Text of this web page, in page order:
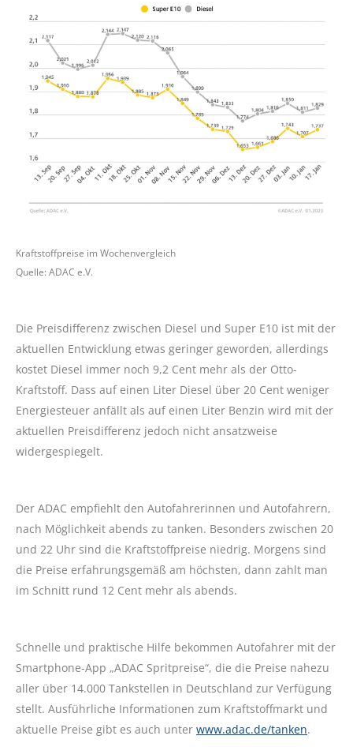
Kraftstoffpreise im Wochenvergleich
Quelle: ADAC e.V.
Die Preisdifferenz zwischen Diesel und Super E10 ist mit der
aktuellen Entwicklung etwas geringer geworden, allerdings
kostet Diesel immer noch 9,2 Cent mehr als der Otto-
Kraftstoff. Dass auf einen Liter Diesel über 20 Cent weniger
Energiesteuer anfällt als auf einen Liter Benzin wird mit der
aktuellen Preisdifferenz jedoch nicht ansatzweise
widergespiegelt.
Der ADAC empfiehlt den Autofahrerinnen und Autofahrern,
nach Möglichkeit abends zu tanken. Besonders zwischen 20
und 22 Uhr sind die Kraftstoffpreise niedrig. Morgens sind
die Preise erfahrungsgemäß am höchsten, dann zahlt man
im Schnitt rund 12 Cent mehr als abends.
Schnelle und praktische Hilfe bekommen Autofahrer mit der
Smartphone-App „ADAC Spritpreise“, die die Preise nahezu
aller über 14.000 Tankstellen in Deutschland zur Verfügung
stellt. Ausführliche Informationen zum Kraftstoffmarkt und
aktuelle Preise gibt es auch unter www.adac.de/tanken.